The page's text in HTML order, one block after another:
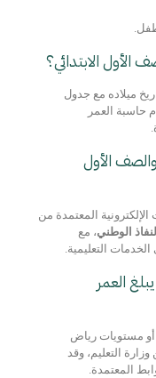
ميلاده مع جدول
حاسبة العمر
الأول
المعتمدة من
الوطني، مع
التعليمية.
العمر
أو مستويات رياض
التعليم، وقد
المعتمدة.